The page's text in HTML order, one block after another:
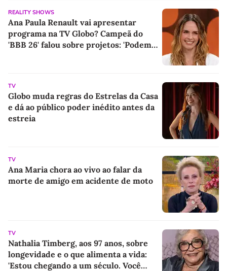
REALITY SHOWS
Ana Paula Renault vai apresentar
programa na TV Globo? Campeã do
'BBB 26' falou sobre projetos: 'Podem
TV
Globo muda regras do Estrelas da Casa
e dá ao público poder inédito antes da
estreia
TV
Ana Maria chora ao vivo ao falar da
morte de amigo em acidente de moto
TV
Nathalia Timberg, aos 97 anos, sobre
longevidade e o que alimenta a vida:
'Estou chegando a um século. Você